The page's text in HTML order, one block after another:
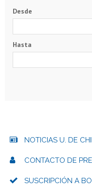
Desde
Hasta
NOTICIAS U. DE
CONTACTO DE
SUSCRIPCIÓN A